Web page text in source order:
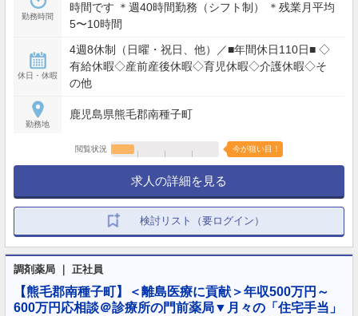
勤務時間
時間です ＊週40時間勤務（シフト制） ＊残業月平均
5〜10時間
休日・休暇
4週8休制（日曜・祝日、他）／■年間休日110日■ ◇
有給休暇◇産前産後休暇◇育児休暇◇介護休暇◇そ
の他
勤務地
鹿児島県熊毛郡南種子町
閲覧状況 今が狙い目！
求人の詳細を見る
検討リスト（要ログイン）
調剤薬局 ｜ 正社員
【熊毛郡南種子町】＜離島医療に貢献＞年収500万円～
600万円応相談＠診療所の門前薬局▼月々の「住宅手当」